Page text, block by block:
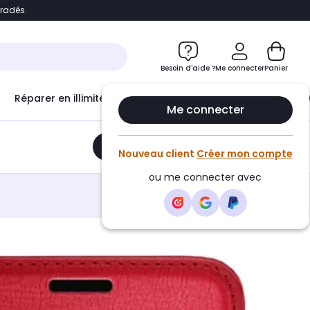
Accéder directement au chatbot
Besoin d'aide ?Me connecter
Me connecter
Nouveau client Créer mon compte
ou me connecter avec
Panier
Réparer en illimité avec Le Club Infinity
Ajouter au panier